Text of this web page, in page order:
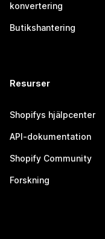
konvertering
Butikshantering
Resurser
Shopifys hjälpcenter
API-dokumentation
Shopify Community
Forskning